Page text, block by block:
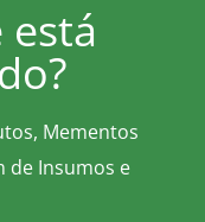
está
Mementos
de Insumos e